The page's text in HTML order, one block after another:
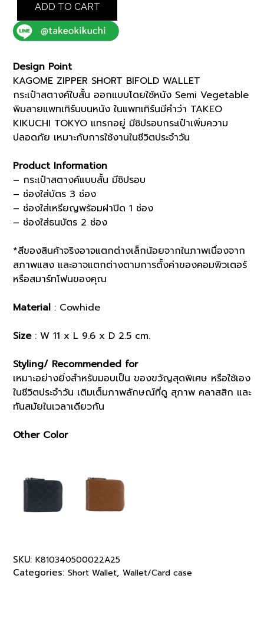
SHORT
BIFOLD
WALLET
quantity
ADD TO CART
Design Point
KAGOME ZIPPER SHORT BIFOLD WALLET
กระเป๋าสตางค์ใบสั้น ออกแบบโดยใช้หนัง Semi Vegetable
พิมลายแพทเทิร์นบนหนัง ในแพทเทิร์นมีคำว่า TAKEO
KIKUCHI TOKYO แทรกอยู่ มีซิปรอบกระเป๋าเพิ่มความ
ปลอดภัย เหมาะกับการใช้งานในชีวิตประจำวัน
Product Information
– กระเป๋าสตางค์แบบสั้น มีซิปรอบ
– ช่องใส่บัตร 3 ช่อง
– ช่องใส่เหรียญพร้อมฝาปิด 1 ช่อง
– ช่องใส่ธนบัตร 2 ช่อง
*สีของสินค้าจริงอาจแตกต่างเล็กน้อยจากในภาพเนื่องจาก
สภาพแสง และอาจแตกต่างตามการตั้งค่าของคอมพิวเตอร์
หรือสมาร์ทโฟนของคุณ
Material : Cowhide
Size: W 11 x L 9.6 x D 2.5 cm.
Styling/ Recommended for
เหมาะอย่างยิ่งสำหรับมอบเป็น ของขวัญสุดพิเศษ หรือใช้เอง
ในชีวิตประจำวัน เติมเต็มภาพลักษณ์ที่ดู สุภาพ คลาสสิก และ
ทันสมัยในเวลาเดียวกัน
Other Color
SKU: K810340500022A25
Categories: Short Wallet, Wallet/Card case